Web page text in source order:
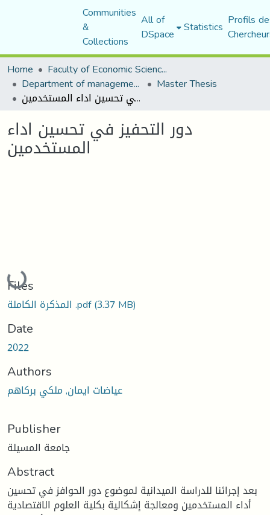
Communities
&
Collections
All of
DSpace Statistics Profils
Home
Faculty of Economic Sciences, Commerce and Management Sciences
Department of management sciences Master Thesis
دور التحفيز في تحسين اداء المستخدمين
دور التحفيز في تحسين اداء
المستخدمين
Loading...
Files
المذكرة الكاملة .pdf(3.37 MB)
Date
2022
Authors
عياضات ايمان, ملكي بركاهم
Publisher
جامعة المسيلة
Abstract
بعد إجرائنا للدراسة الميدانية لموضوع دور الحوافز في تحسين
أداء المستخدمين ومعالجة إشكالية بكلية العلوم الاقتصادية